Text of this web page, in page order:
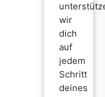
wir
dich
auf
jedem
Schritt
deines